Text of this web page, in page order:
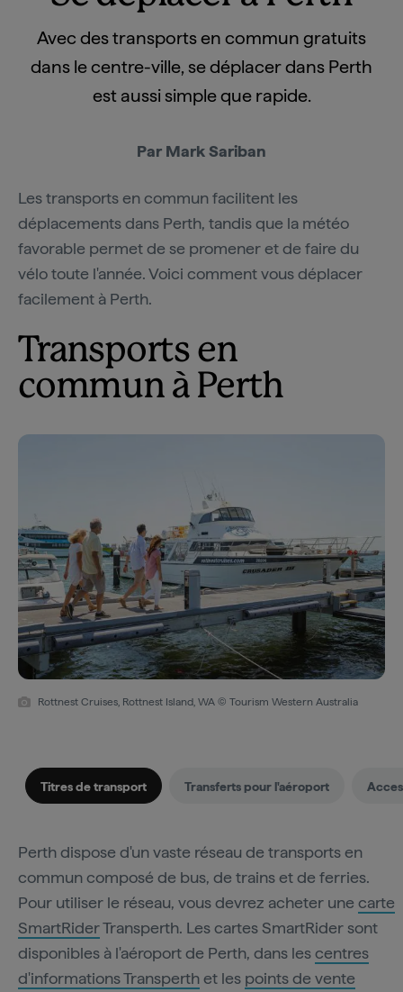
Avec des transports en commun gratuits
dans le centre-ville, se déplacer dans Perth
est aussi simple que rapide.
Par Mark Sariban
Les transports en commun facilitent les
déplacements dans Perth, tandis que la météo
favorable permet de se promener et de faire du
vélo toute l'année. Voici comment vous déplacer
facilement à Perth.
Transports en
commun à Perth
Rottnest Cruises, Rottnest Island, WA © Tourism Western Australia
Titres de transport Transferts pour l'aéroport
Perth dispose d'un vaste réseau de transports en
commun composé de bus, de trains et de ferries.
Pour utiliser le réseau, vous devrez acheter une carte
SmartRiderTransperth. Les cartes SmartRider sont
disponibles à l'aéroport de Perth, dans lescentres
d'informations Transperthet les points de vente